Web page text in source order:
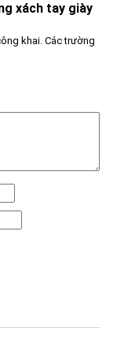
xách tay giày
khai. Các trường